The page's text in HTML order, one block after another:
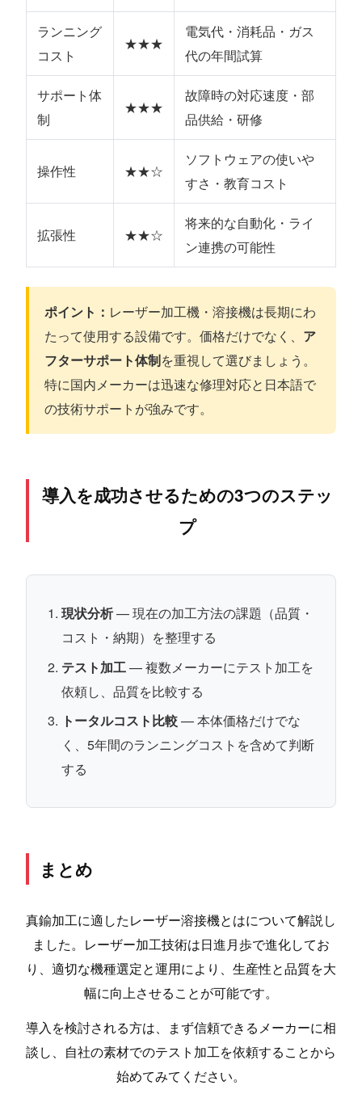
ランニング
コスト
★★★
電気代・消耗品・ガス
代の年間試算
サポート体
制
★★★
故障時の対応速度・部
品供給・研修
操作性 ★★☆
ソフトウェアの使いや
すさ・教育コスト
拡張性 ★★☆
将来的な自動化・ライ
ン連携の可能性
ポイント： レーザー加工機・溶接機は長期にわ
たって使用する設備です。価格だけでなく、 ア
フターサポート体制を重視して選びましょう。
特に国内メーカーは迅速な修理対応と日本語で
の技術サポートが強みです。
導入を成功させるための3つのステッ
プ
現状分析— 現在の加工方法の課題（品質・
コスト・納期）を整理する
テスト加工— 複数メーカーにテスト加工を
依頼し、品質を比較する
トータルコスト比較— 本体価格だけでな
く、5年間のランニングコストを含めて判断
する
まとめ
真鍮加工に適したレーザー溶接機とはについて解説し
ました。レーザー加工技術は日進月歩で進化してお
り、適切な機種選定と運用により、生産性と品質を大
幅に向上させることが可能です。
導入を検討される方は、まず信頼できるメーカーに相
談し、自社の素材でのテスト加工を依頼することから
始めてみてください。